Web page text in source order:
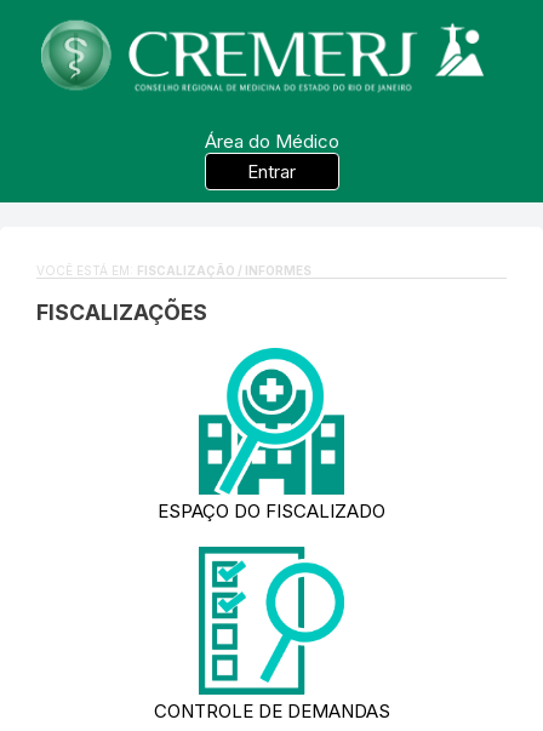
Área do Médico
Entrar
VOCÊ ESTÁ EM: FISCALIZAÇÃO / INFORMES
FISCALIZAÇÕES
ESPAÇO DO FISCALIZADO
CONTROLE DE DEMANDAS